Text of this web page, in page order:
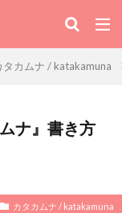
タカムナ / katakamuna
ナ』書き方
カタカムナ / katakamuna